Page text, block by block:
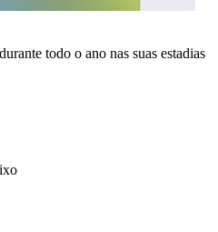
durante todo o ano nas suas estadias